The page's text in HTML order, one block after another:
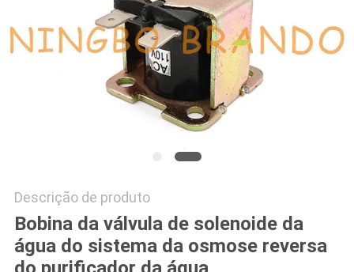
PRIVACIDADE
Descrição de produto
Bobina da válvula de solenoide da
água do sistema da osmose reversa